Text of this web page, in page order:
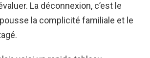
La déconnexion, c’est le
la complicité familiale et le